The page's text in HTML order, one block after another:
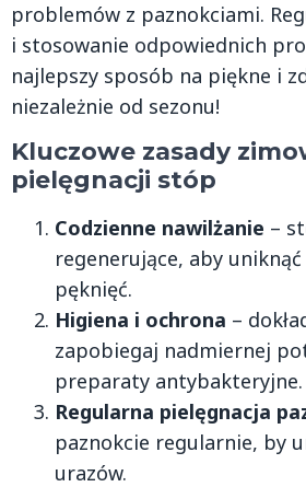
problemów z paznokciami.
i stosowanie odpowiednich
najlepszy sposób na piękne i
niezależnie od sezonu!
Kluczowe zasady
pielęgnacji stóp
Codzienne nawilżanie –
regenerujące, aby
pęknięć.
Higiena i ochrona –
zapobiegaj nadmiernej
preparaty antybakteryjne.
Regularna pielęgnacja
paznokcie regularnie, by
urazów.